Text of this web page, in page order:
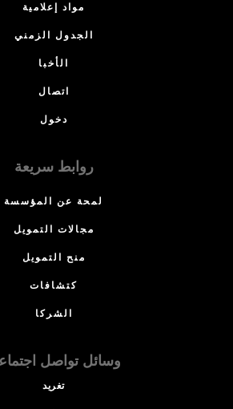
مواد إعلامية
الجدول الزمني
الأخبا
اتصال
دخول
روابط سريعة
لمحة عن المؤسسة
مجالات التمويل
منح التمويل
كتشافات
الشركا
وسائل تواصل
تغريد